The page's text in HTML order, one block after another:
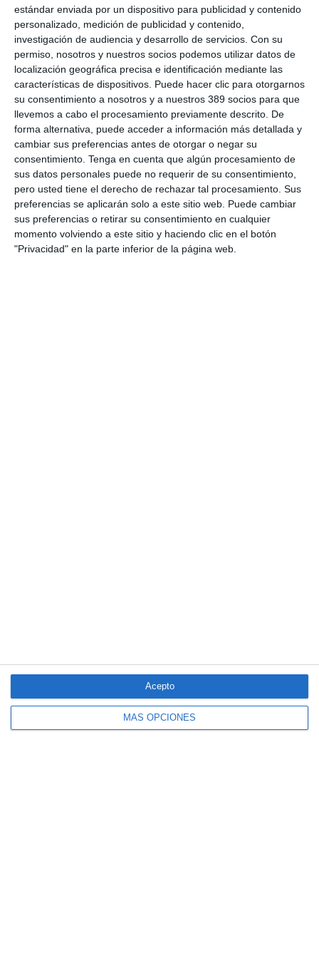
estándar enviada por un dispositivo para publicidad y contenido
personalizado, medición de publicidad y contenido,
investigación de audiencia y desarrollo de servicios. Con su
permiso, nosotros y nuestros socios podemos utilizar datos de
localización geográfica precisa e identificación mediante las
características de dispositivos. Puede hacer clic para otorgarnos
su consentimiento a nosotros y a nuestros 389 socios para que
llevemos a cabo el procesamiento previamente descrito. De
forma alternativa, puede acceder a información más detallada y
cambiar sus preferencias antes de otorgar o negar su
consentimiento. Tenga en cuenta que algún procesamiento de
sus datos personales puede no requerir de su consentimiento,
pero usted tiene el derecho de rechazar tal procesamiento. Sus
preferencias se aplicarán solo a este sitio web. Puede cambiar
sus preferencias o retirar su consentimiento en cualquier
momento volviendo a este sitio y haciendo clic en el botón
"Privacidad" en la parte inferior de la página web.
MÁS OPCIONES
Acepto
con unacartera intermediada por encima de los 15 millones
de eurosy unosingresos de 2,5 millones.
Si quiere recibir diariamente y GRATIS noticias como esta,
pinche aquí.
LO ÚLTIMO
Reale asegura la 72ª edición del Festival Internacional de Teatro
Clásico de Mérida
Aún quedan reglamentos pendientes para completar la Ley
5/2025 del seguro obligatorio
Swiss Re aumenta su beneficio neto un 9% hasta los 2.800
millones de dólares en el primer semestre
Avanza: "El seguro continúa canalizando el ahorro de las
familias"
especiales ante los últimos incendios